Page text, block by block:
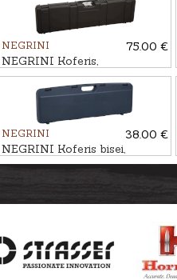
NEGRINI
75.00 €
NEGRINI Koferis,
103x33x10,5cm
NEGRINI
38.00 €
NEGRINI Koferis bisei,
80x24,5x7,5cm